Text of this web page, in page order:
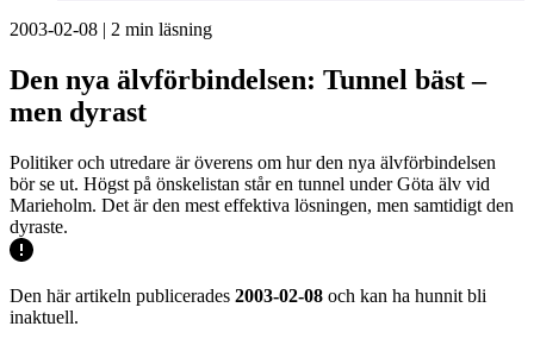
2003-02-08 | 2 min läsning
Den nya älvförbindelsen: Tunnel bäst –
men dyrast
Politiker och utredare är överens om hur den nya älvförbindelsen
bör se ut. Högst på önskelistan står en tunnel under Göta älv vid
Marieholm. Det är den mest effektiva lösningen, men samtidigt den
dyraste.
Den här artikeln publicerades 2003-02-08 och kan ha hunnit bli
inaktuell.